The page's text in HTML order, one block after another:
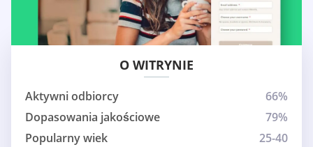
O WITRYNIE
Aktywni odbiorcy
66%
Dopasowania jakościowe
79%
Popularny wiek
25-40